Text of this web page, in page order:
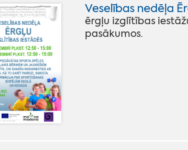
Veselības nedēļa
ērgļu izglītības
pasākumos.